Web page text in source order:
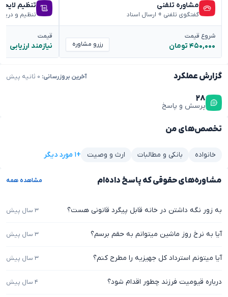
گزارش عملکرد آخرین بروزرسانی:
۲۸
پرسش و پاسخ
تخصص‌های من
خانواده بانکی و مطالبات ارث و وصیت +۱ مورد دیگر
مشاوره تلفنی
گفتگوی تلفنی + ارسال اسناد
شروع قیمت
۴۵۰,۰۰۰ تومان رزرو مشاوره
تنظیم لایحه
تنظیم و
قیمت
نیازمند ارزیابی
مشاوره‌های حقوقی که پاسخ داده‌ام مشاهده همه
به زور نگه داشتن در خانه قابل پیگرد قانونی هست؟ ۳ سال پیش
آیا به نرخ روز ماشین میتوانم به حقم برسم؟ ۳ سال پیش
آیا میتونم استرداد کل جهیزیه را مطرح کنم؟ ۳ سال پیش
درباره قیومیت فرزند چطور اقدام شود؟ ۴ سال پیش